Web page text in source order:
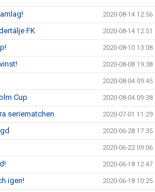
2020-08-14 12:56
FK 2020-08-14 12:51
2020-08-10 13:08
2020-08-08 19:38
2020-08-04 09:45
Cup 2020-08-04 09:38
seriematchen 2020-07-01 11:29
2020-06-28 17:35
2020-06-22 09:06
2020-06-18 12:47
igen! 2020-06-18 10:25